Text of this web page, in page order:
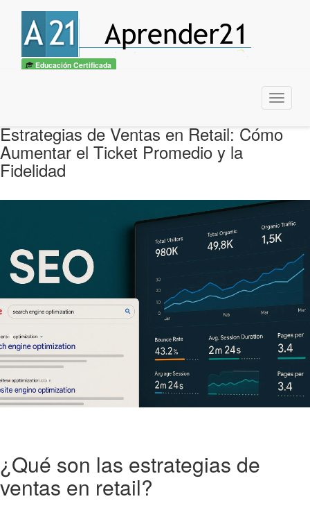
Educación Certificada
Menu
Estrategias de Ventas en Retail: Cómo
Aumentar el Ticket Promedio y la
Fidelidad
¿Qué son las estrategias de
ventas en retail?